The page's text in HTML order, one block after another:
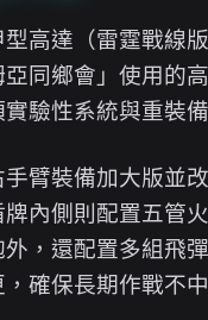
型高達（雷霆戰線
亞同鄉會」使用的
實驗性系統與重裝
手臂裝備加大版並
牌內側則配置五管
外，還配置多組飛
確保長期作戰不中